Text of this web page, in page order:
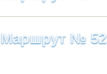
Маршрут № 52